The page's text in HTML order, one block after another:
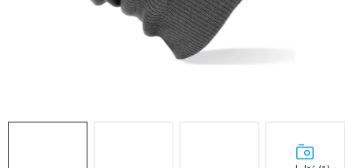
TEXTIL S VLASTNÍM POTISKEM